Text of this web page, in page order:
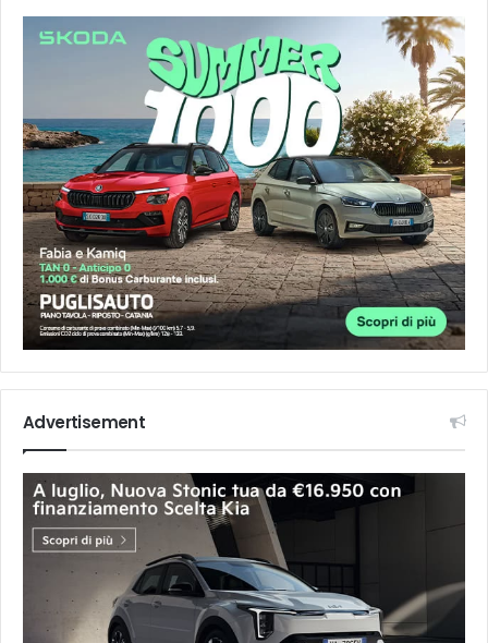
Advertisement